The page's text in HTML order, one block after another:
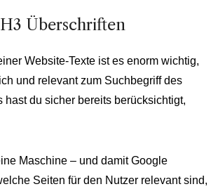
Überschriften
Website-Texte ist es enorm wichtig,
und relevant zum Suchbegriff des
hast du sicher bereits berücksichtigt,
Maschine – und damit Google
Seiten für den Nutzer relevant sind,